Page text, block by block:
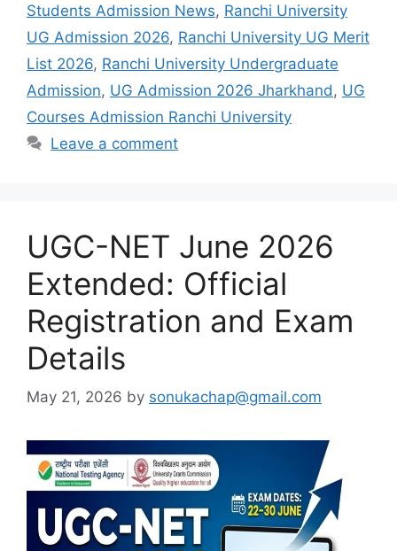
Students Admission News, Ranchi University
UG Admission 2026, Ranchi University UG Merit
List 2026, Ranchi University Undergraduate
Admission, UG Admission 2026 Jharkhand , UG
Courses Admission Ranchi University
Leave a comment
UGC-NET June 2026
Extended: Official
Registration and Exam
Details
May 21, 2026 by sonukachap@gmail.com